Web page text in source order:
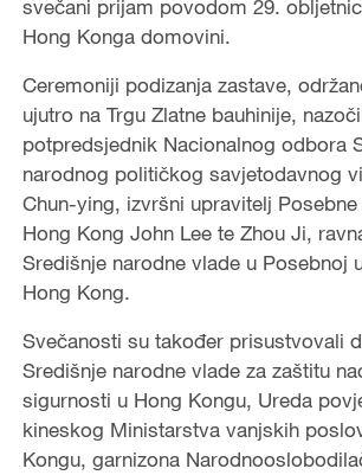
svečani prijam povodom 29.
Hong Konga domovini.
Ceremoniji podizanja zastave,
ujutro na Trgu Zlatne bauhinije,
potpredsjednik Nacionalnog odbora
narodnog političkog savjetodavnog
Chun-ying, izvršni upravitelj
Hong Kong John Lee te Zhou Ji,
Središnje narodne vlade u Posebnoj
Hong Kong.
Svečanosti su također prisustvovali
Središnje narodne vlade za zaštitu
sigurnosti u Hong Kongu, Ureda
kineskog Ministarstva vanjskih
Kongu, garnizona